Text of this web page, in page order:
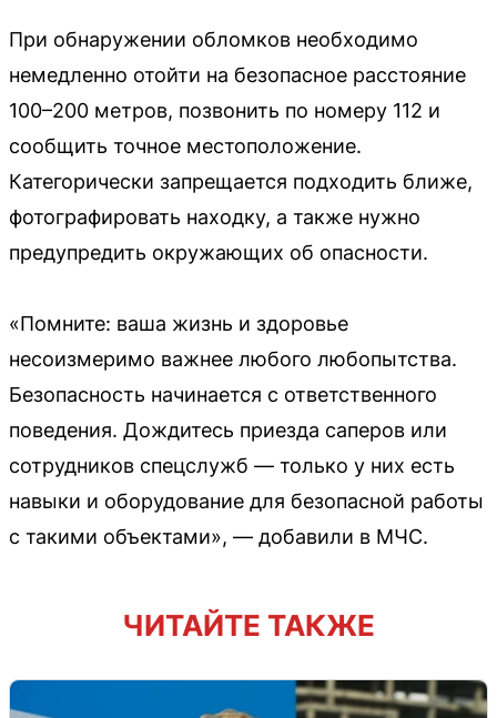
При обнаружении обломков необходимо
немедленно отойти на безопасное расстояние
100–200 метров, позвонить по номеру 112 и
сообщить точное местоположение.
Категорически запрещается подходить ближе,
фотографировать находку, а также нужно
предупредить окружающих об опасности.
«Помните: ваша жизнь и здоровье
несоизмеримо важнее любого любопытства.
Безопасность начинается с ответственного
поведения. Дождитесь приезда саперов или
сотрудников спецслужб — только у них есть
навыки и оборудование для безопасной работы
с такими объектами», — добавили в МЧС.
ЧИТАЙТЕ ТАКЖЕ